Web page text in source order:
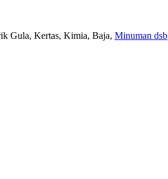
Gula, Kertas, Kimia, Baja, Minuman dsb